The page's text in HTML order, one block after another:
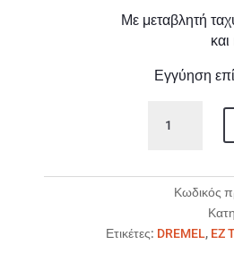
Με μεταβλητή
Εγγύηση
4250-
Κωδικός
Ετικέτες: DREMEL, EZ